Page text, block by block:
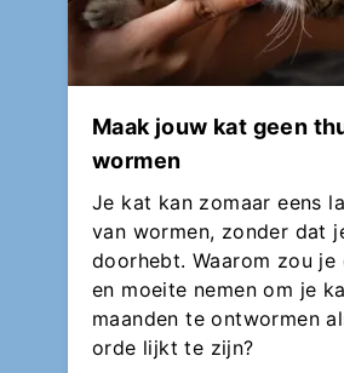
Maak jouw kat geen
wormen
Je kat kan zomaar eens
van wormen, zonder dat
doorhebt. Waarom zou je
en moeite nemen om je
maanden te ontwormen
orde lijkt te zijn?